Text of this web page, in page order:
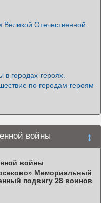
Отечественной
городах-героях.
по городам-героям
войны
войны
Мемориальный
подвигу 28 воинов